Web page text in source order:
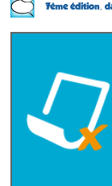
7ème édition,